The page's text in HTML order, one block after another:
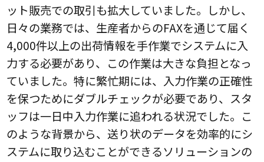
ット販売での取引も拡大していました。しかし、
日々の業務では、生産者からのFAXを通じて届く
4,000件以上の出荷情報を手作業でシステムに入
力する必要があり、この作業は大きな負担となっ
ていました。特に繁忙期には、入力作業の正確性
を保つためにダブルチェックが必要であり、スタ
ッフは一日中入力作業に追われる状況でした。こ
のような背景から、送り状のデータを効率的にシ
ステムに取り込むことができるソリューションの